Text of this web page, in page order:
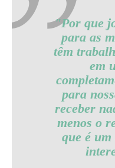
"Por que
para as
têm
em
para
receber
menos o
que é